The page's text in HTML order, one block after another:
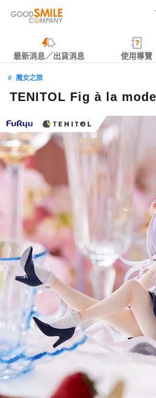
最新消息／出貨消息 使用導覽
魔女之旅
TENITOL Fig à la